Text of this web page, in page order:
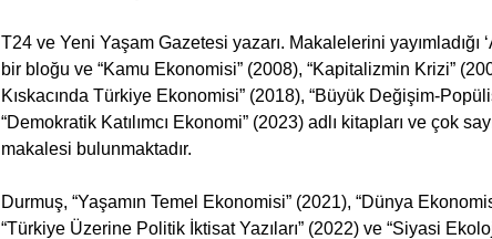
T24 ve Yeni Yaşam Gazetesi yazarı. Makalelerini yayımladığı
bir bloğu ve “Kamu Ekonomisi” (2008), “Kapitalizmin Krizi”
Kıskacında Türkiye Ekonomisi” (2018), “Büyük Değişim-
“Demokratik Katılımcı Ekonomi” (2023) adlı kitapları ve çok
makalesi bulunmaktadır.
Durmuş, “Yaşamın Temel Ekonomisi” (2021), “Dünya
“Türkiye Üzerine Politik İktisat Yazıları” (2022) ve “Siyasi